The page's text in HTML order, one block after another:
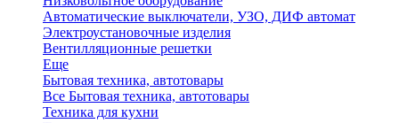
Автоматические выключатели, УЗО, ДИФ автомат
Электроустановочные изделия
Вентилляционные решетки
Еще
Бытовая техника, автотовары
Все Бытовая техника, автотовары
Техника для кухни